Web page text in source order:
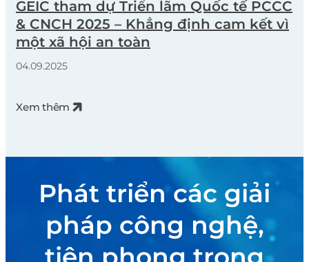
GEIC tham dự Triển lãm Quốc tế PCCC
& CNCH 2025 – Khẳng định cam kết vì
một xã hội an toàn
04.09.2025
Xem thêm
Phát triển các giải
pháp công nghệ,